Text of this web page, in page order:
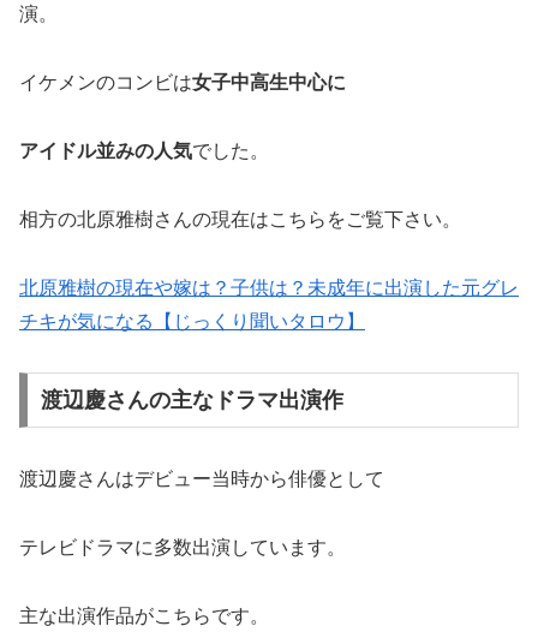
演。
イケメンのコンビは女子中高生中心に
アイドル並みの人気でした。
相方の北原雅樹さんの現在はこちらをご覧下さい。
北原雅樹の現在や嫁は？子供は？未成年に出演した元グレ
チキが気になる【じっくり聞いタロウ】
渡辺慶さんの主なドラマ出演作
渡辺慶さんはデビュー当時から俳優として
テレビドラマに多数出演しています。
主な出演作品がこちらです。